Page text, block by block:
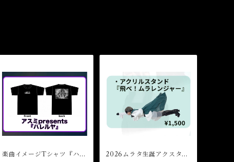
楽曲イメージTシャツ『ハレ
2026ムラタ生誕アクスタ